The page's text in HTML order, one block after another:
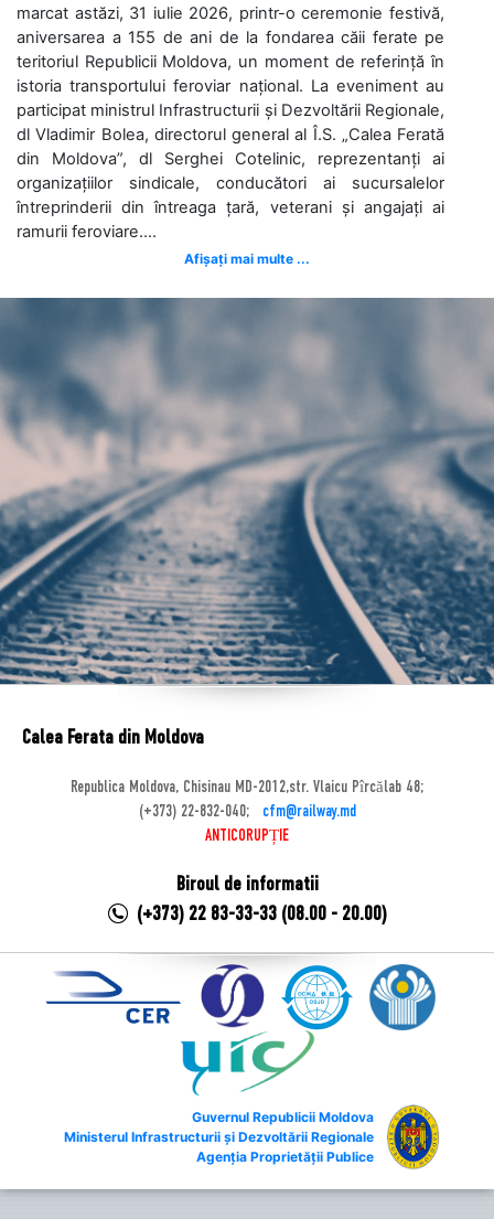
marcat astăzi, 31 iulie 2026, printr-o ceremonie festivă,
aniversarea a 155 de ani de la fondarea căii ferate pe
teritoriul Republicii Moldova, un moment de referință în
istoria transportului feroviar național. La eveniment au
participat ministrul Infrastructurii și Dezvoltării Regionale,
dl Vladimir Bolea, directorul general al Î.S. „Calea Ferată
din Moldova”, dl Serghei Cotelinic, reprezentanți ai
organizațiilor sindicale, conducători ai sucursalelor
întreprinderii din întreaga țară, veterani și angajați ai
ramurii feroviare....
Afișați mai multe ...
Calea Ferata din Moldova
Republica Moldova, Chisinau MD-2012,str. Vlaicu Pîrcălab 48;
(+373) 22-832-040;
cfm@railway.md
ANTICORUPȚIE
Biroul de informatii
(+373) 22 83-33-33 (08.00 - 20.00)
Guvernul Republicii Moldova
Ministerul Infrastructurii și Dezvoltării Regionale
Agenția Proprietății Publice